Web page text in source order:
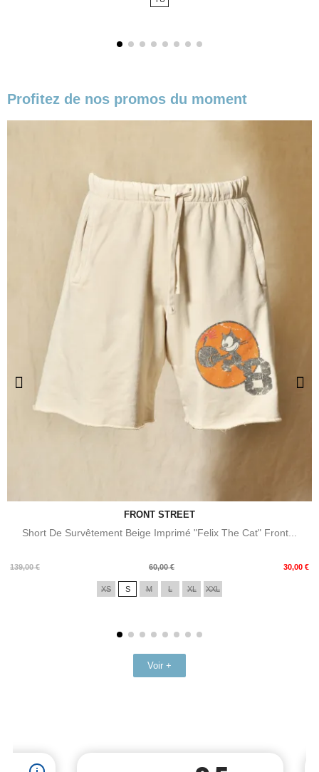
Profitez de nos promos du moment
FRONT STREET
Short De Survêtement Beige Imprimé "Felix The Cat" Front...
139,00 €
Prix
60,00 € 30,00 €
Prix
XS S M L XL XXL
Voir +